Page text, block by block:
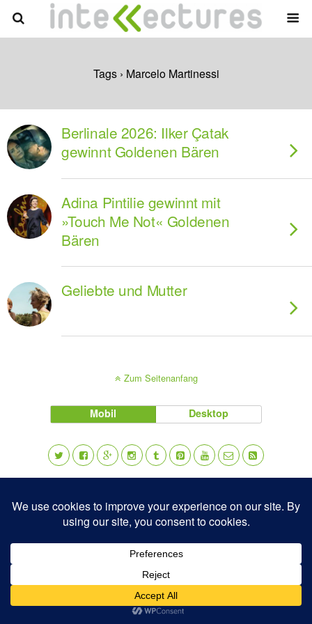
Tags › Marcelo Martinessi
Berlinale 2026: Ilker Çatak
gewinnt Goldenen Bären
Adina Pintilie gewinnt mit
»Touch Me Not« Goldenen
Bären
Geliebte und Mutter
Zum Seitenanfang
Mobil Desktop